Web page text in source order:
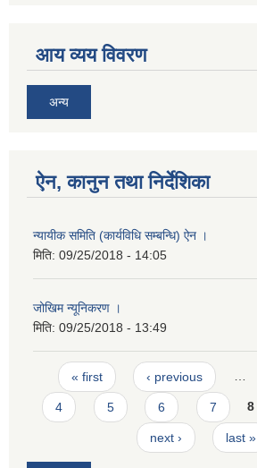
आय व्यय विवरण
अन्य
ऐन, कानुन तथा निर्देशिका
न्यायीक समिति (कार्यविधि सम्बन्धि) ऐन ।
मिति: 09/25/2018 - 14:05
जोखिम न्यूनिकरण ।
मिति: 09/25/2018 - 13:49
Pages
« first ‹ previous …
4 5 6 7 8
next › last »